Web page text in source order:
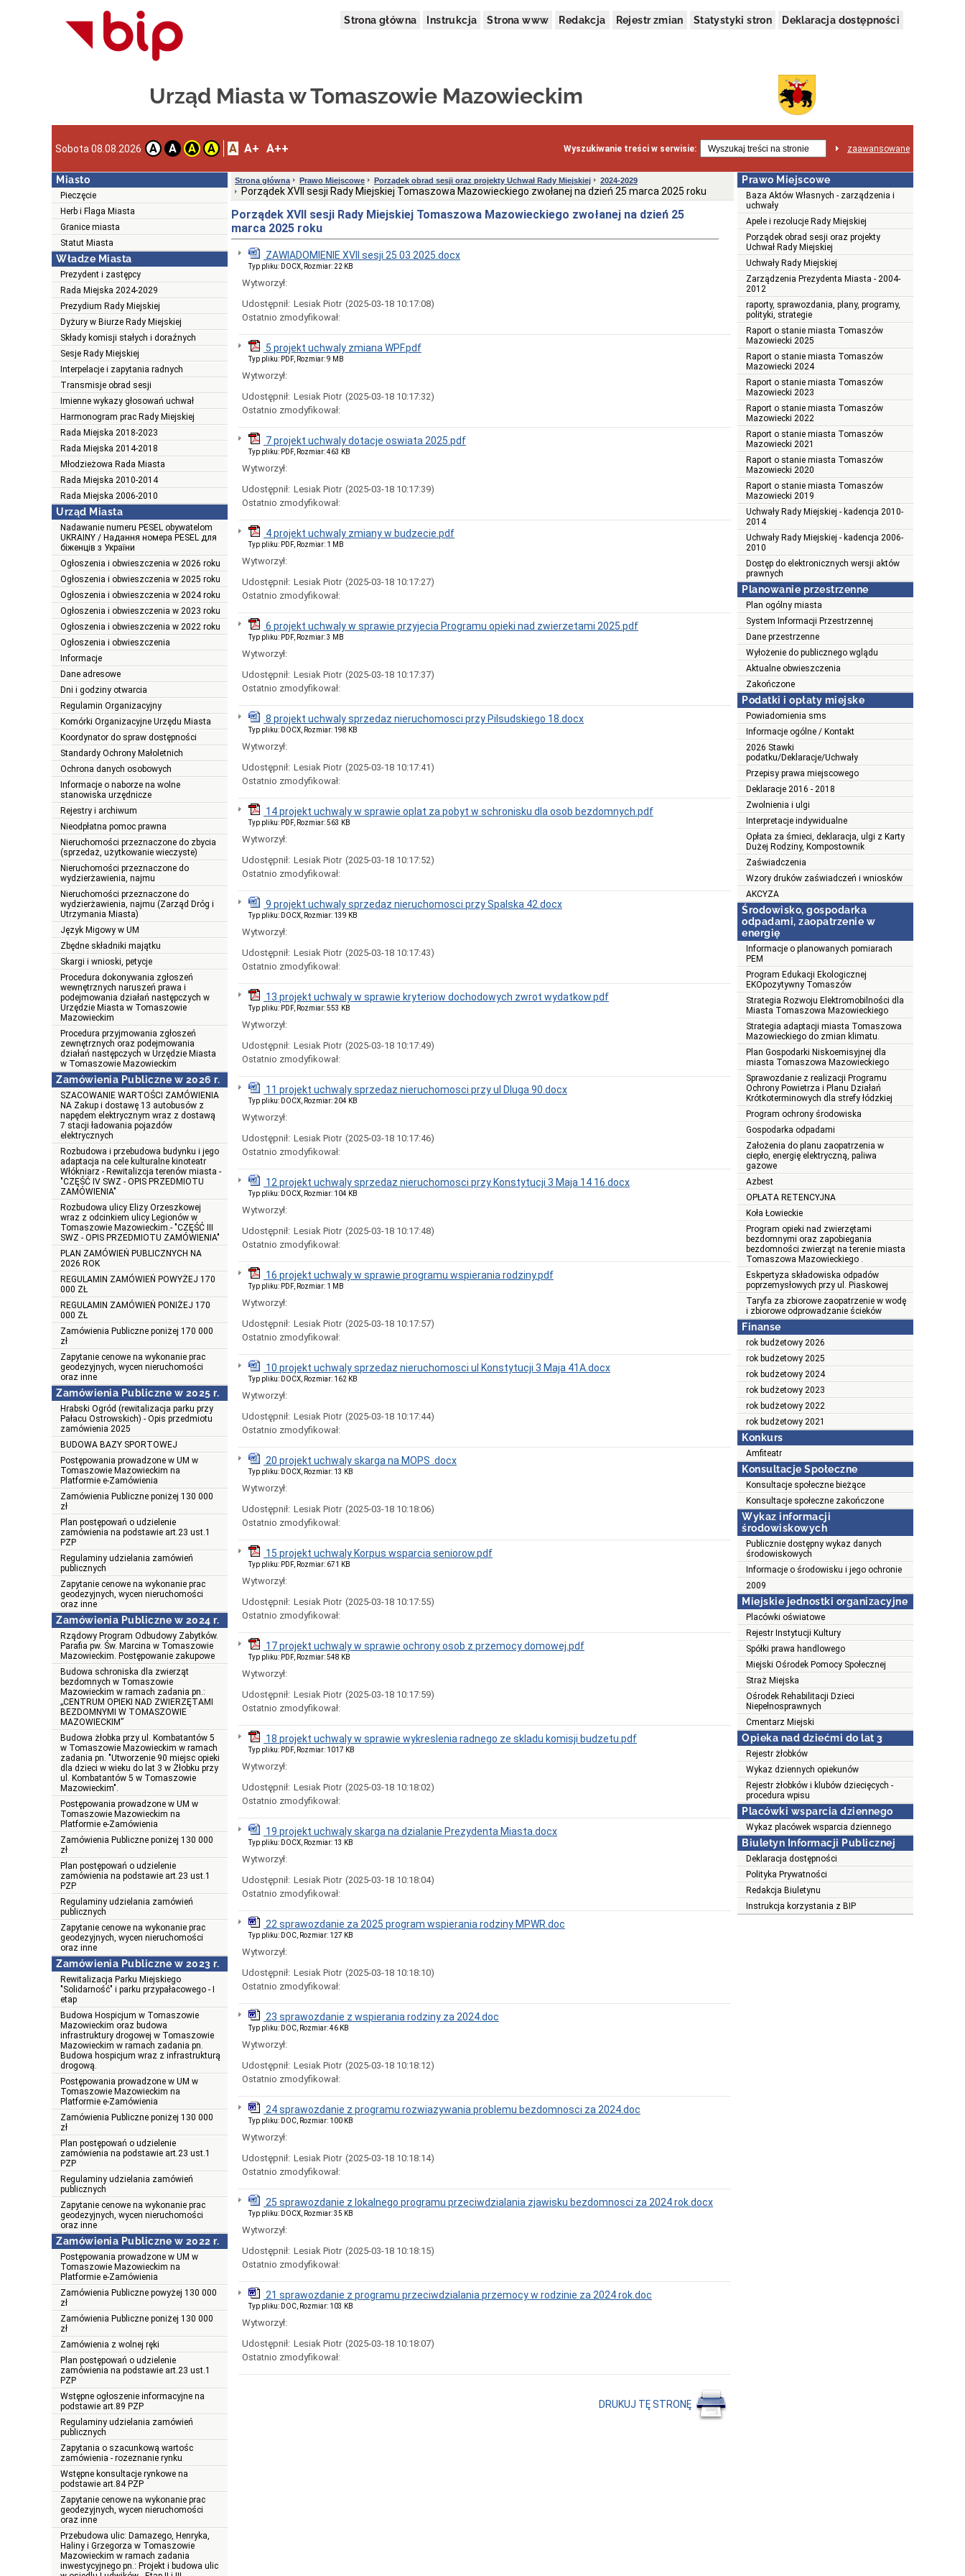
Strona główna Instrukcja Strona www Redakcja Rejestr zmian Statystyki stron Deklaracja dostępności
Urząd Miasta w Tomaszowie Mazowieckim
Sobota 08.08.2026 A A A A A A+ A++ Wyszukiwanie treści w serwisie: zaawansowane
Miasto
Pieczęcie
Herb i Flaga Miasta
Granice miasta
Statut Miasta
Władze Miasta
Prezydent i zastępcy
Rada Miejska 2024-2029
Prezydium Rady Miejskiej
Dyżury w Biurze Rady Miejskiej
Składy komisji stałych i doraźnych
Sesje Rady Miejskiej
Interpelacje i zapytania radnych
Transmisje obrad sesji
Imienne wykazy głosowań uchwał
Harmonogram prac Rady Miejskiej
Rada Miejska 2018-2023
Rada Miejska 2014-2018
Młodzieżowa Rada Miasta
Rada Miejska 2010-2014
Rada Miejska 2006-2010
Urząd Miasta
Nadawanie numeru PESEL obywatelom
UKRAINY / Надання номера PESEL для
біженців з України
Ogłoszenia i obwieszczenia w 2026 roku
Ogłoszenia i obwieszczenia w 2025 roku
Ogłoszenia i obwieszczenia w 2024 roku
Ogłoszenia i obwieszczenia w 2023 roku
Ogłoszenia i obwieszczenia w 2022 roku
Ogłoszenia i obwieszczenia
Informacje
Dane adresowe
Dni i godziny otwarcia
Regulamin Organizacyjny
Komórki Organizacyjne Urzędu Miasta
Koordynator do spraw dostępności
Standardy Ochrony Małoletnich
Ochrona danych osobowych
Informacje o naborze na wolne
stanowiska urzędnicze
Rejestry i archiwum
Nieodpłatna pomoc prawna
Nieruchomości przeznaczone do zbycia
(sprzedaż, użytkowanie wieczyste)
Nieruchomości przeznaczone do
wydzierżawienia, najmu
Nieruchomości przeznaczone do
wydzierżawienia, najmu (Zarząd Dróg i
Utrzymania Miasta)
Język Migowy w UM
Zbędne składniki majątku
Skargi i wnioski, petycje
Procedura dokonywania zgłoszeń
wewnętrznych naruszeń prawa i
podejmowania działań następczych w
Urzędzie Miasta w Tomaszowie
Mazowieckim
Procedura przyjmowania zgłoszeń
zewnętrznych oraz podejmowania
działań następczych w Urzędzie Miasta
w Tomaszowie Mazowieckim
Zamówienia Publiczne w 2026 r.
SZACOWANIE WARTOŚCI ZAMÓWIENIA
NA Zakup i dostawę 13 autobusów z
napędem elektrycznym wraz z dostawą
7 stacji ładowania pojazdów
elektrycznych
Rozbudowa i przebudowa budynku i jego
adaptacja na cele kulturalne kinoteatr
Włókniarz - Rewitalizcja terenów miasta -
"CZĘŚĆ IV SWZ - OPIS PRZEDMIOTU
ZAMÓWIENIA"
Rozbudowa ulicy Elizy Orzeszkowej
wraz z odcinkiem ulicy Legionów w
Tomaszowie Mazowieckim.- "CZĘŚĆ III
SWZ - OPIS PRZEDMIOTU ZAMÓWIENIA"
PLAN ZAMÓWIEŃ PUBLICZNYCH NA
2026 ROK
REGULAMIN ZAMÓWIEŃ POWYŻEJ 170
000 ZŁ
REGULAMIN ZAMÓWIEŃ PONIŻEJ 170
000 ZŁ
Zamówienia Publiczne poniżej 170 000
zł
Zapytanie cenowe na wykonanie prac
geodezyjnych, wycen nieruchomości
oraz inne
Zamówienia Publiczne w 2025 r.
Hrabski Ogród (rewitalizacja parku przy
Pałacu Ostrowskich) - Opis przedmiotu
zamówienia 2025
BUDOWA BAZY SPORTOWEJ
Postępowania prowadzone w UM w
Tomaszowie Mazowieckim na
Platformie e-Zamówienia
Zamówienia Publiczne poniżej 130 000
zł
Plan postępowań o udzielenie
zamówienia na podstawie art.23 ust.1
PZP
Regulaminy udzielania zamówień
publicznych
Zapytanie cenowe na wykonanie prac
geodezyjnych, wycen nieruchomości
oraz inne
Zamówienia Publiczne w 2024 r.
Rządowy Program Odbudowy Zabytków.
Parafia pw. Św. Marcina w Tomaszowie
Mazowieckim. Postępowanie zakupowe
Budowa schroniska dla zwierząt
bezdomnych w Tomaszowie
Mazowieckim w ramach zadania pn.:
„CENTRUM OPIEKI NAD ZWIERZĘTAMI
BEZDOMNYMI W TOMASZOWIE
MAZOWIECKIM”
Budowa żłobka przy ul. Kombatantów 5
w Tomaszowie Mazowieckim w ramach
zadania pn. "Utworzenie 90 miejsc opieki
dla dzieci w wieku do lat 3 w Żłobku przy
ul. Kombatantów 5 w Tomaszowie
Mazowieckim".
Postępowania prowadzone w UM w
Tomaszowie Mazowieckim na
Platformie e-Zamówienia
Zamówienia Publiczne poniżej 130 000
zł
Plan postępowań o udzielenie
zamówienia na podstawie art.23 ust.1
PZP
Regulaminy udzielania zamówień
publicznych
Zapytanie cenowe na wykonanie prac
geodezyjnych, wycen nieruchomości
oraz inne
Zamówienia Publiczne w 2023 r.
Rewitalizacja Parku Miejskiego
"Solidarność" i parku przypałacowego - I
etap
Budowa Hospicjum w Tomaszowie
Mazowieckim oraz budowa
infrastruktury drogowej w Tomaszowie
Mazowieckim w ramach zadania pn.
Budowa hospicjum wraz z infrastrukturą
drogową.
Postępowania prowadzone w UM w
Tomaszowie Mazowieckim na
Platformie e-Zamówienia
Zamówienia Publiczne poniżej 130 000
zł
Plan postępowań o udzielenie
zamówienia na podstawie art.23 ust.1
PZP
Regulaminy udzielania zamówień
publicznych
Zapytanie cenowe na wykonanie prac
geodezyjnych, wycen nieruchomości
oraz inne
Zamówienia Publiczne w 2022 r.
Postępowania prowadzone w UM w
Tomaszowie Mazowieckim na
Platformie e-Zamówienia
Zamówienia Publiczne powyżej 130 000
zł
Zamówienia Publiczne poniżej 130 000
zł
Zamówienia z wolnej ręki
Plan postępowań o udzielenie
zamówienia na podstawie art.23 ust.1
PZP
Wstępne ogłoszenie informacyjne na
podstawie art.89 PZP
Regulaminy udzielania zamówień
publicznych
Zapytania o szacunkową wartośc
zamówienia - rozeznanie rynku
Wstępne konsultacje rynkowe na
podstawie art.84 PZP
Zapytanie cenowe na wykonanie prac
geodezyjnych, wycen nieruchomości
oraz inne
Przebudowa ulic: Damazego, Henryka,
Haliny i Grzegorza w Tomaszowie
Mazowieckim w ramach zadania
inwestycyjnego pn.: Projekt i budowa ulic
Strona główna Prawo Miejscowe Porządek obrad sesji oraz projekty Uchwał Rady Miejskiej 2024-2029
Porządek XVII sesji Rady Miejskiej Tomaszowa Mazowieckiego zwołanej na dzień 25 marca 2025 roku
Porządek XVII sesji Rady Miejskiej Tomaszowa Mazowieckiego zwołanej na dzień 25
marca 2025 roku
ZAWIADOMIENIE XVII sesji 25 03 2025.docx
Typ pliku: DOCX, Rozmiar: 22 KB
Wytworzył:
Udostępnił: Lesiak Piotr (2025-03-18 10:17:08)
Ostatnio zmodyfikował:
5 projekt uchwaly zmiana WPF.pdf
Typ pliku: PDF, Rozmiar: 9 MB
Wytworzył:
Udostępnił: Lesiak Piotr (2025-03-18 10:17:32)
Ostatnio zmodyfikował:
7 projekt uchwaly dotacje oswiata 2025.pdf
Typ pliku: PDF, Rozmiar: 463 KB
Wytworzył:
Udostępnił: Lesiak Piotr (2025-03-18 10:17:39)
Ostatnio zmodyfikował:
4 projekt uchwaly zmiany w budzecie.pdf
Typ pliku: PDF, Rozmiar: 1 MB
Wytworzył:
Udostępnił: Lesiak Piotr (2025-03-18 10:17:27)
Ostatnio zmodyfikował:
6 projekt uchwaly w sprawie przyjecia Programu opieki nad zwierzetami 2025.pdf
Typ pliku: PDF, Rozmiar: 3 MB
Wytworzył:
Udostępnił: Lesiak Piotr (2025-03-18 10:17:37)
Ostatnio zmodyfikował:
8 projekt uchwaly sprzedaz nieruchomosci przy Pilsudskiego 18.docx
Typ pliku: DOCX, Rozmiar: 198 KB
Wytworzył:
Udostępnił: Lesiak Piotr (2025-03-18 10:17:41)
Ostatnio zmodyfikował:
14 projekt uchwaly w sprawie oplat za pobyt w schronisku dla osob bezdomnych.pdf
Typ pliku: PDF, Rozmiar: 563 KB
Wytworzył:
Udostępnił: Lesiak Piotr (2025-03-18 10:17:52)
Ostatnio zmodyfikował:
9 projekt uchwaly sprzedaz nieruchomosci przy Spalska 42.docx
Typ pliku: DOCX, Rozmiar: 139 KB
Wytworzył:
Udostępnił: Lesiak Piotr (2025-03-18 10:17:43)
Ostatnio zmodyfikował:
13 projekt uchwaly w sprawie kryteriow dochodowych zwrot wydatkow.pdf
Typ pliku: PDF, Rozmiar: 553 KB
Wytworzył:
Udostępnił: Lesiak Piotr (2025-03-18 10:17:49)
Ostatnio zmodyfikował:
11 projekt uchwaly sprzedaz nieruchomosci przy ul Dluga 90.docx
Typ pliku: DOCX, Rozmiar: 204 KB
Wytworzył:
Udostępnił: Lesiak Piotr (2025-03-18 10:17:46)
Ostatnio zmodyfikował:
12 projekt uchwaly sprzedaz nieruchomosci przy Konstytucji 3 Maja 14 16.docx
Typ pliku: DOCX, Rozmiar: 104 KB
Wytworzył:
Udostępnił: Lesiak Piotr (2025-03-18 10:17:48)
Ostatnio zmodyfikował:
16 projekt uchwaly w sprawie programu wspierania rodziny.pdf
Typ pliku: PDF, Rozmiar: 1 MB
Wytworzył:
Udostępnił: Lesiak Piotr (2025-03-18 10:17:57)
Ostatnio zmodyfikował:
10 projekt uchwaly sprzedaz nieruchomosci ul Konstytucji 3 Maja 41A.docx
Typ pliku: DOCX, Rozmiar: 162 KB
Wytworzył:
Udostępnił: Lesiak Piotr (2025-03-18 10:17:44)
Ostatnio zmodyfikował:
20 projekt uchwaly skarga na MOPS .docx
Typ pliku: DOCX, Rozmiar: 13 KB
Wytworzył:
Udostępnił: Lesiak Piotr (2025-03-18 10:18:06)
Ostatnio zmodyfikował:
15 projekt uchwaly Korpus wsparcia seniorow.pdf
Typ pliku: PDF, Rozmiar: 671 KB
Wytworzył:
Udostępnił: Lesiak Piotr (2025-03-18 10:17:55)
Ostatnio zmodyfikował:
17 projekt uchwaly w sprawie ochrony osob z przemocy domowej.pdf
Typ pliku: PDF, Rozmiar: 548 KB
Wytworzył:
Udostępnił: Lesiak Piotr (2025-03-18 10:17:59)
Ostatnio zmodyfikował:
18 projekt uchwaly w sprawie wykreslenia radnego ze skladu komisji budzetu.pdf
Typ pliku: PDF, Rozmiar: 1017 KB
Wytworzył:
Udostępnił: Lesiak Piotr (2025-03-18 10:18:02)
Ostatnio zmodyfikował:
19 projekt uchwaly skarga na dzialanie Prezydenta Miasta.docx
Typ pliku: DOCX, Rozmiar: 13 KB
Wytworzył:
Udostępnił: Lesiak Piotr (2025-03-18 10:18:04)
Ostatnio zmodyfikował:
22 sprawozdanie za 2025 program wspierania rodziny MPWR.doc
Typ pliku: DOC, Rozmiar: 127 KB
Wytworzył:
Udostępnił: Lesiak Piotr (2025-03-18 10:18:10)
Ostatnio zmodyfikował:
23 sprawozdanie z wspierania rodziny za 2024.doc
Typ pliku: DOC, Rozmiar: 46 KB
Wytworzył:
Udostępnił: Lesiak Piotr (2025-03-18 10:18:12)
Ostatnio zmodyfikował:
24 sprawozdanie z programu rozwiazywania problemu bezdomnosci za 2024.doc
Typ pliku: DOC, Rozmiar: 100 KB
Wytworzył:
Udostępnił: Lesiak Piotr (2025-03-18 10:18:14)
Ostatnio zmodyfikował:
25 sprawozdanie z lokalnego programu przeciwdzialania zjawisku bezdomnosci za 2024 rok.docx
Typ pliku: DOCX, Rozmiar: 35 KB
Wytworzył:
Udostępnił: Lesiak Piotr (2025-03-18 10:18:15)
Ostatnio zmodyfikował:
21 sprawozdanie z programu przeciwdzialania przemocy w rodzinie za 2024 rok.doc
Typ pliku: DOC, Rozmiar: 103 KB
Wytworzył:
Udostępnił: Lesiak Piotr (2025-03-18 10:18:07)
Ostatnio zmodyfikował:
DRUKUJ TĘ STRONĘ
Prawo Miejscowe
Baza Aktów Własnych - zarządzenia i
uchwały
Apele i rezolucje Rady Miejskiej
Porządek obrad sesji oraz projekty
Uchwał Rady Miejskiej
Uchwały Rady Miejskiej
Zarządzenia Prezydenta Miasta - 2004-
2012
raporty, sprawozdania, plany, programy,
polityki, strategie
Raport o stanie miasta Tomaszów
Mazowiecki 2025
Raport o stanie miasta Tomaszów
Mazowiecki 2024
Raport o stanie miasta Tomaszów
Mazowiecki 2023
Raport o stanie miasta Tomaszów
Mazowiecki 2022
Raport o stanie miasta Tomaszów
Mazowiecki 2021
Raport o stanie miasta Tomaszów
Mazowiecki 2020
Raport o stanie miasta Tomaszów
Mazowiecki 2019
Uchwały Rady Miejskiej - kadencja 2010-
2014
Uchwały Rady Miejskiej - kadencja 2006-
2010
Dostęp do elektronicznych wersji aktów
prawnych
Planowanie przestrzenne
Plan ogólny miasta
System Informacji Przestrzennej
Dane przestrzenne
Wyłożenie do publicznego wglądu
Aktualne obwieszczenia
Zakończone
Podatki i opłaty miejske
Powiadomienia sms
Informacje ogólne / Kontakt
2026 Stawki
podatku/Deklaracje/Uchwały
Przepisy prawa miejscowego
Deklaracje 2016 - 2018
Zwolnienia i ulgi
Interpretacje indywidualne
Opłata za śmieci, deklaracja, ulgi z Karty
Dużej Rodziny, Kompostownik
Zaświadczenia
Wzory druków zaświadczeń i wniosków
AKCYZA
Środowisko, gospodarka
odpadami, zaopatrzenie w
energię
Informacje o planowanych pomiarach
PEM
Program Edukacji Ekologicznej
EKOpozytywny Tomaszów
Strategia Rozwoju Elektromobilności dla
Miasta Tomaszowa Mazowieckiego
Strategia adaptacji miasta Tomaszowa
Mazowieckiego do zmian klimatu.
Plan Gospodarki Niskoemisyjnej dla
miasta Tomaszowa Mazowieckiego
Sprawozdanie z realizacji Programu
Ochrony Powietrza i Planu Działań
Krótkoterminowych dla strefy łódzkiej
Program ochrony środowiska
Gospodarka odpadami
Założenia do planu zaopatrzenia w
ciepło, energię elektryczną, paliwa
gazowe
Azbest
OPŁATA RETENCYJNA
Koła Łowieckie
Program opieki nad zwierzętami
bezdomnymi oraz zapobiegania
bezdomności zwierząt na terenie miasta
Tomaszowa Mazowieckiego .
Eskpertyza składowiska odpadów
poprzemysłowych przy ul. Piaskowej
Taryfa za zbiorowe zaopatrzenie w wodę
i zbiorowe odprowadzanie ścieków
Finanse
rok budżetowy 2026
rok budżetowy 2025
rok budżetowy 2024
rok budżetowy 2023
rok budżetowy 2022
rok budżetowy 2021
Konkurs
Amfiteatr
Konsultacje Społeczne
Konsultacje społeczne bieżące
Konsultacje społeczne zakończone
Wykaz informacji
środowiskowych
Publicznie dostępny wykaz danych
środowiskowych
Informacje o środowisku i jego ochronie
2009
Miejskie jednostki organizacyjne
Placówki oświatowe
Rejestr Instytucji Kultury
Spółki prawa handlowego
Miejski Ośrodek Pomocy Społecznej
Straż Miejska
Ośrodek Rehabilitacji Dzieci
Niepełnosprawnych
Cmentarz Miejski
Opieka nad dziećmi do lat 3
Rejestr żłobków
Wykaz dziennych opiekunów
Rejestr żłobków i klubów dziecięcych -
procedura wpisu
Placówki wsparcia dziennego
Wykaz placówek wsparcia dziennego
Biuletyn Informacji Publicznej
Deklaracja dostępności
Polityka Prywatności
Redakcja Biuletynu
Instrukcja korzystania z BIP